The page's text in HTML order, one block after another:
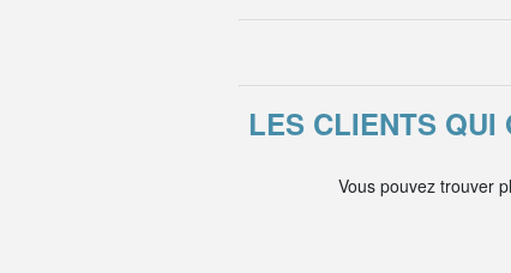
LES CLIENTS QUI
Vous pouvez trouver